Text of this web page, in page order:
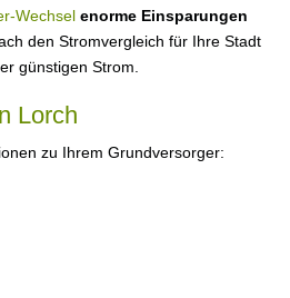
Wechsel enorme Einsparungen
den Stromvergleich für Ihre Stadt
günstigen Strom.
Lorch
zu Ihrem Grundversorger: